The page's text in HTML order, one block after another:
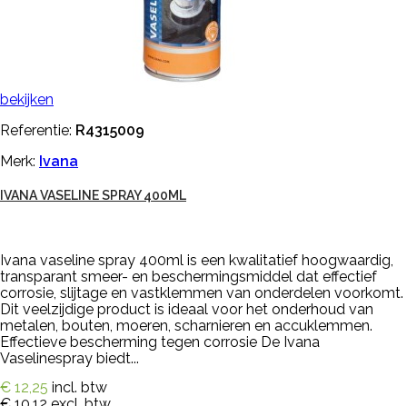
bekijken
Referentie: R4315009
Merk: Ivana
IVANA VASELINE SPRAY 400ML
Ivana vaseline spray 400ml is een kwalitatief hoogwaardig,
transparant smeer- en beschermingsmiddel dat effectief
corrosie, slijtage en vastklemmen van onderdelen voorkomt.
Dit veelzijdige product is ideaal voor het onderhoud van
metalen, bouten, moeren, scharnieren en accuklemmen.
Effectieve bescherming tegen corrosie De Ivana
Vaselinespray biedt...
€ 12,25 incl. btw